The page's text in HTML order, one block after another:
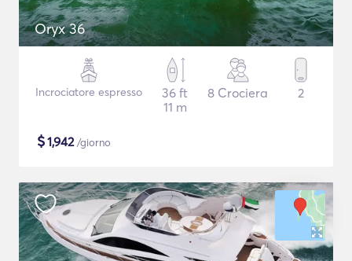
Oryx 36
Incrociatore espresso
36 ft
11 m
8 Crociera 2
$1,942/giorno